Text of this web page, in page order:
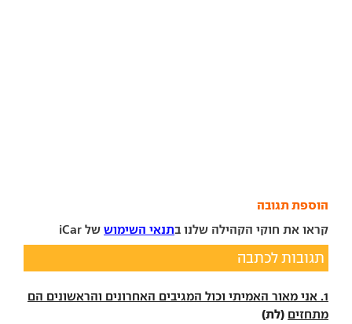
הוספת תגובה
קראו את חוקי הקהילה שלנו בתנאי השימוש של iCar
תגובות לכתבה
1. אני מאור האמיתי וכול המגיבים האחרונים והראשונים הם
מתחזים (לת)